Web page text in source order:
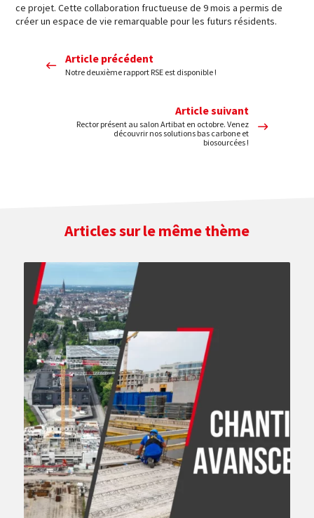
ce projet. Cette collaboration fructueuse de 9 mois a permis de
créer un espace de vie remarquable pour les futurs résidents.
Article précédent
Notre deuxième rapport RSE est disponible !
Article suivant
Rector présent au salon Artibat en octobre. Venez
découvrir nos solutions bas carbone et
biosourcées !
Articles sur le même thème